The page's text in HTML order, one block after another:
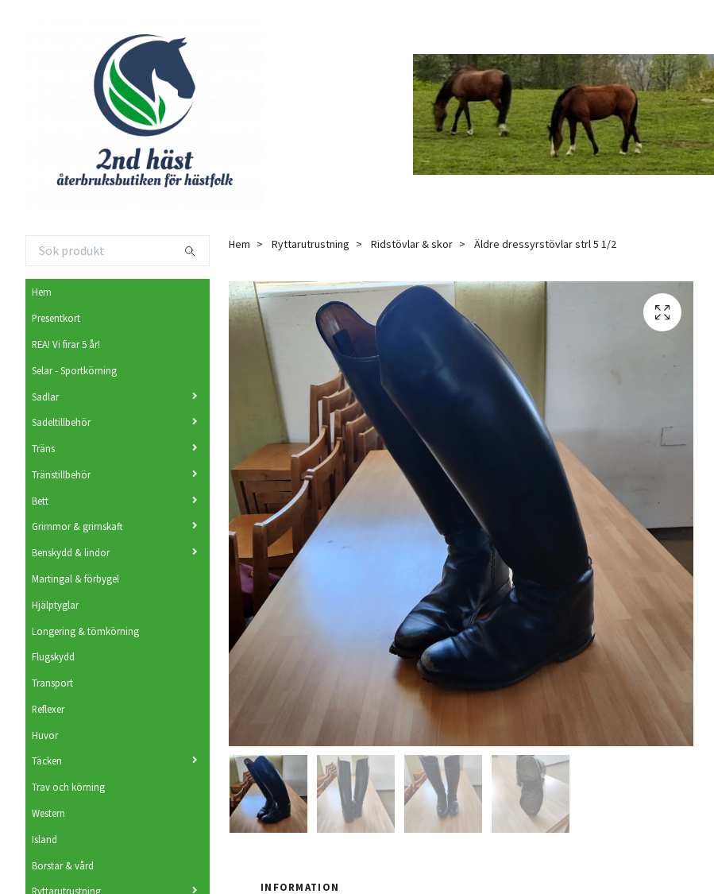
Hem
Presentkort
REA! Vi firar 5 år!
Selar - Sportkörning
Sadlar
Sadeltillbehör
Träns
Tränstillbehör
Bett
Grimmor & grimskaft
Benskydd & lindor
Martingal & förbygel
Hjälptyglar
Longering & tömkörning
Flugskydd
Transport
Reflexer
Huvor
Täcken
Trav och körning
Western
Island
Borstar & vård
Ryttarutrustning
Hem Ryttarutrustning Ridstövlar & skor Äldre dressyrstövlar strl 5 1/2
INFORMATION